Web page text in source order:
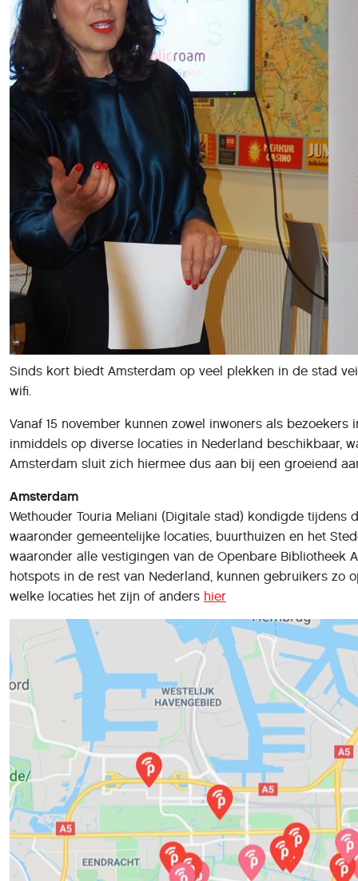
Sinds kort biedt Amsterdam op veel plekken in de stad
wifi.
Vanaf 15 november kunnen zowel inwoners als
inmiddels op diverse locaties in Nederland beschikbaar,
Amsterdam sluit zich hiermee dus aan bij een groeiend
Amsterdam
Wethouder Touria Meliani (Digitale stad) kondigde
waaronder gemeentelijke locaties, buurthuizen en het
waaronder alle vestigingen van de Openbare Bibliotheek
hotspots in de rest van Nederland, kunnen gebruikers
welke locaties het zijn of anders hier